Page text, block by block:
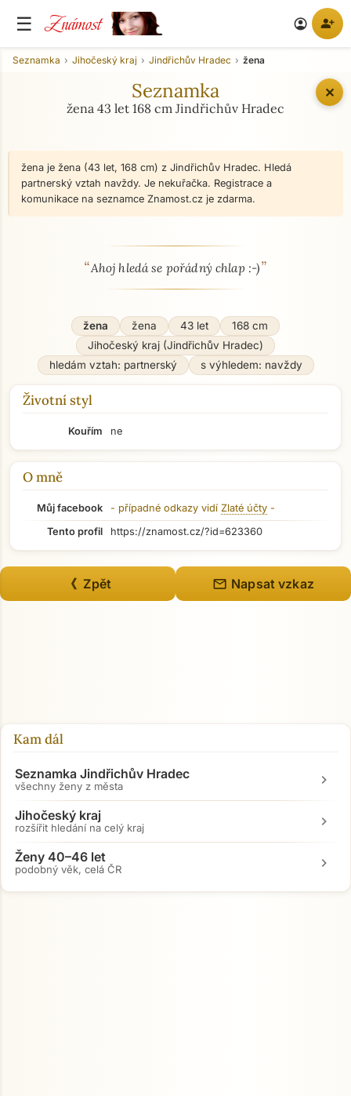
☰ Známost account_circle person_add
✕
Seznamka Jihočeský kraj Jindřichův Hradec žena
Seznamka
žena 43 let 168 cm Jindřichův Hradec
žena je žena (43 let, 168 cm) z Jindřichův Hradec. Hledá
partnerský vztah navždy. Je nekuřačka. Registrace a
komunikace na seznamce Znamost.cz je zdarma.
O mně - seznamka profil
“Ahoj hledá se pořádný chlap :-)”
žena žena 43 let
168 cm
Jihočeský kraj (Jindřichův Hradec)
hledám vztah: partnerský
s výhledem: navždy
Životní styl
Kouřím ne
O mně
Můj facebook - případné odkazy vidí Zlaté účty -
Tento profil
https://znamost.cz/?id=623360
《 Zpět mail Napsat vzkaz
Kam dál
Seznamka Jindřichův Hradec
všechny ženy z města chevron_right
Jihočeský kraj
rozšířit hledání na celý kraj chevron_right
Ženy 40–46 let
podobný věk, celá ČR chevron_right